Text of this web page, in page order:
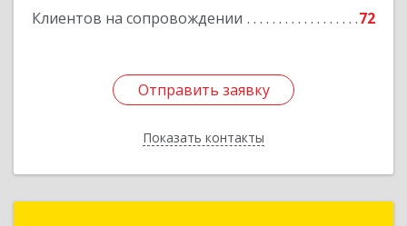
Клиентов на сопровождении 72
Отправить заявку
Показать контакты
Отправить заявку
Назад